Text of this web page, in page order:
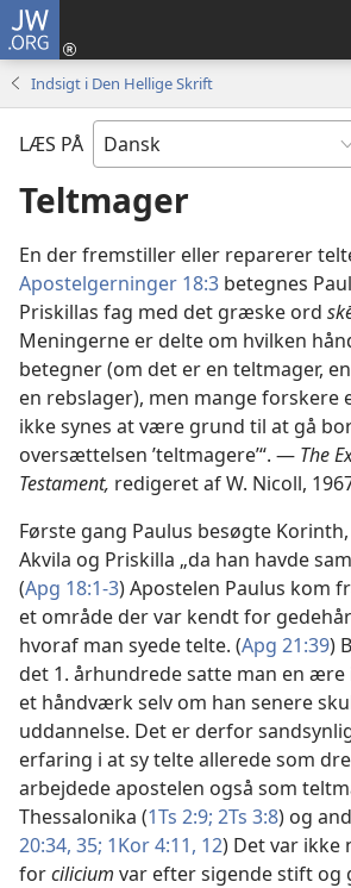
JW.ORG
Indsigt i Den Hellige Skrift
LÆS PÅ
Teltmager
En der fremstiller eller reparerer
Apostelgerninger 18:3 betegnes
Priskillas fag med det græske ord
Meningerne er delte om hvilken
betegner (om det er en teltmager,
en rebslager), men mange forskere
ikke synes at være grund til at gå
oversættelsen ’teltmagere’“. — The
Testament, redigeret af W. Nicoll,
Første gang Paulus besøgte
Akvila og Priskilla „da han havde
(Apg 18:1-3) Apostelen Paulus kom
et område der var kendt for
hvoraf man syede telte. (Apg 21:39)
det 1. århundrede satte man en
et håndværk selv om han senere
uddannelse. Det er derfor
erfaring i at sy telte allerede som
arbejdede apostelen også som
Thessalonika (1Ts 2:9; 2Ts 3:8) og
20:34, 35; 1Kor 4:11, 12) Det var ikke
forcilicium var efter sigende stift